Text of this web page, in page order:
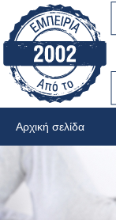
Αρχική σελίδα